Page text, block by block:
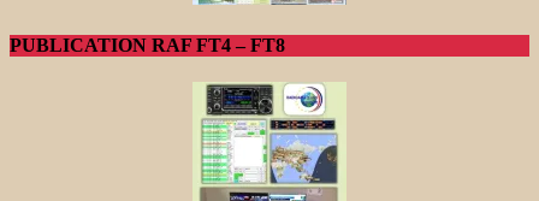
PUBLICATION RAF FT4 – FT8